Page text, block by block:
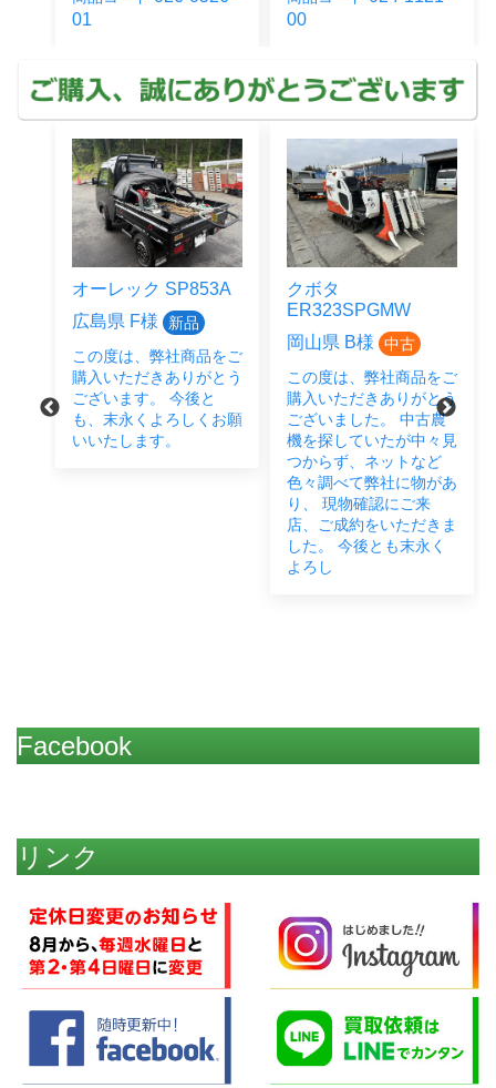
01
00
オーレック SP853A
広島県 F様
新品
この度は、弊社商品をご
購入いただきありがとう
ございます。 今後と
も、末永くよろしくお願
いいたします。
クボタ
ER323SPGMW
岡山県 B様
中古
この度は、弊社商品をご
購入いただきありがとう
ございました。 中古農
機を探していたが中々見
つからず、ネットなど
色々調べて弊社に物があ
り、 現物確認にご来
店、ご成約をいただきま
した。 今後とも末永く
よろし
Facebook
リンク